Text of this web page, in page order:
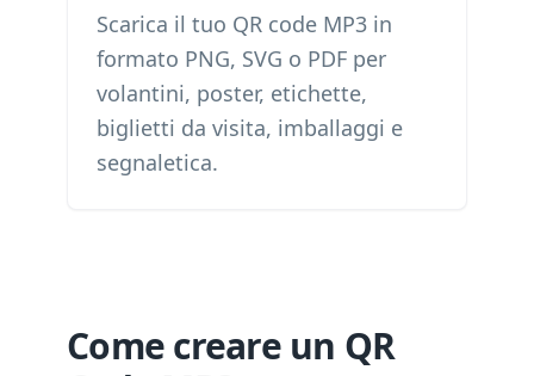
Scarica il tuo QR code MP3 in
formato PNG, SVG o PDF per
volantini, poster, etichette,
biglietti da visita, imballaggi e
segnaletica.
Come creare un QR